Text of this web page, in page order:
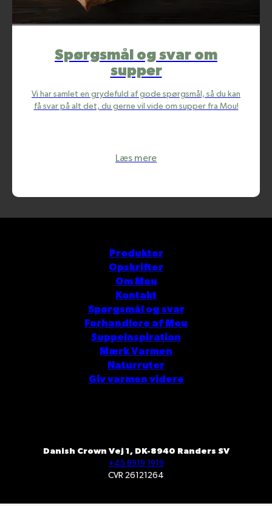
Spørgsmål og svar om
supper
Vi har samlet en grydefuld af gode spørgsmål, så du kan
få svar på alt det, du gerne vil vide om supper fra Mou!
Læs mere
Produkter
Opskrifter
Om Mou
Kontakt
Spørgsmål og svar
Forhandlere af Mou
Suppeinspiration
Mærk Varmen
Naturruter
Giv varmen videre
Danish Crown Vej 1, DK-8940 Randers SV
+45 8919 1919
CVR 26121264